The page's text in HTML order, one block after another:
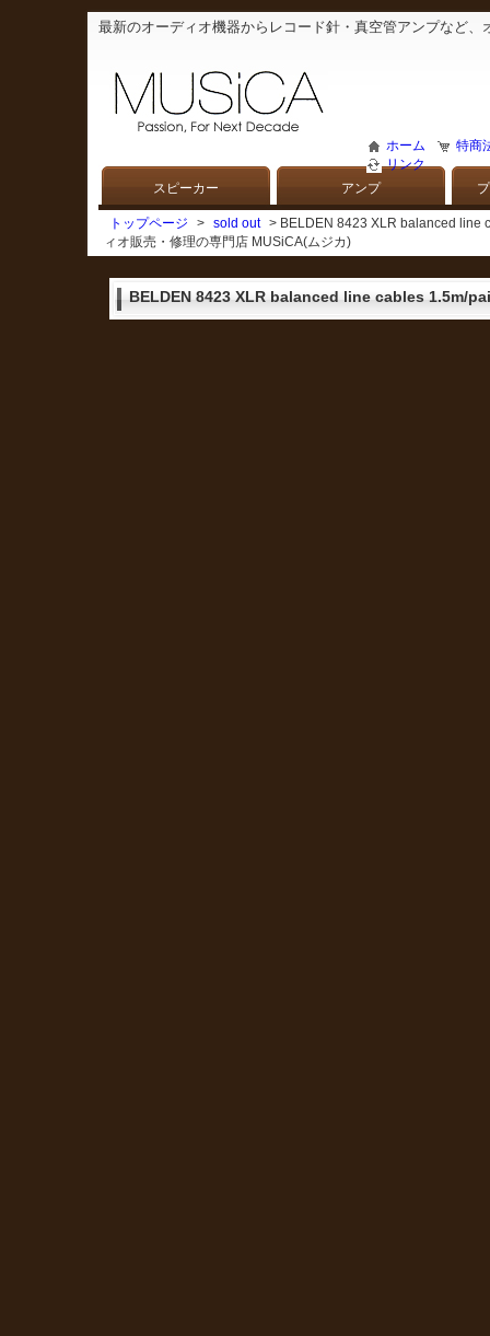
最新のオーディオ機器からレコード針・真空管アンプなど
ホーム
特商
リンク
スピーカー アンプ
トップページ > sold out
> BELDEN 8423 XLR balanced line
ィオ販売・修理の専門店 MUSiCA(ムジカ)
BELDEN 8423 XLR balanced line cables 1.5m/